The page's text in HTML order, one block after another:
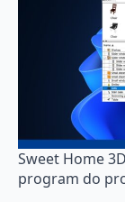
Sweet Home
program do